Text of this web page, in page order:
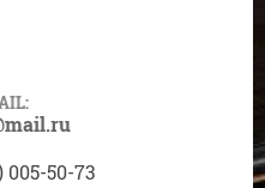
005-50-73